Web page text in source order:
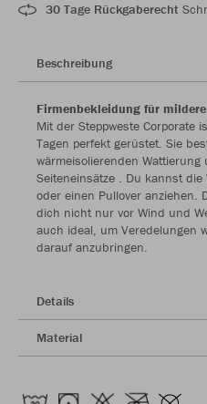
30 Tage Rückgaberecht
Beschreibung
Firmenbekleidung für
Mit der Steppweste Corporate
Tagen perfekt gerüstet. Sie
wärmeisolierenden
Seiteneinsätze . Du kannst
oder einen Pullover anziehen.
dich nicht nur vor Wind und
auch ideal, um Veredelungen
darauf anzubringen.
Details
Material